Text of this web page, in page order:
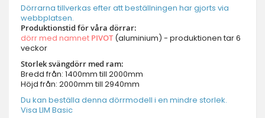
Dörrarna tillverkas efter att beställningen har gjorts via
webbplatsen.
Produktionstid för våra dörrar:
dörr med namnet PIVOT (aluminium) - produktionen tar 6
veckor
Storlek svängdörr med ram:
Bredd från: 1400mm till 2000mm
Höjd från: 2000mm till 2940mm
Du kan beställa denna dörrmodell i en mindre storlek.
Visa LIM Basic